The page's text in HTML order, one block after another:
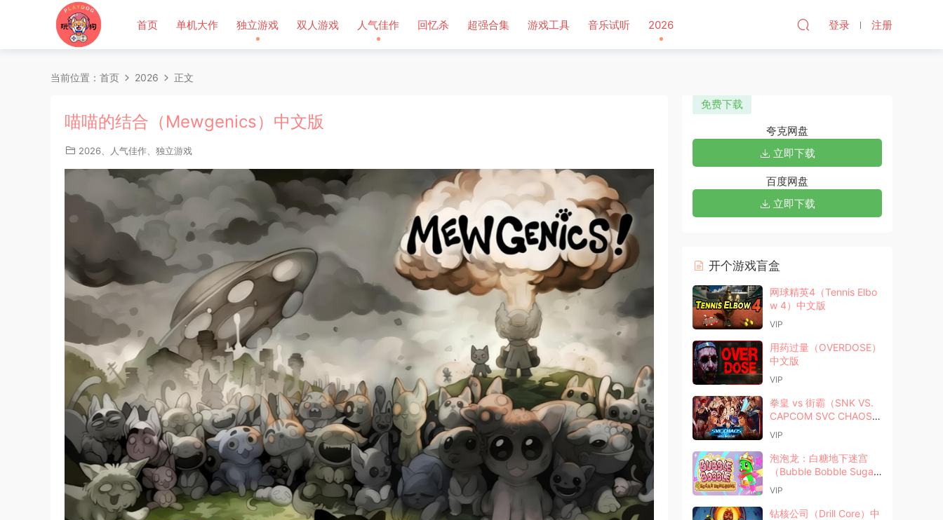
首页 单机大作 独立游戏 双人游戏 人气佳作 回忆杀 超强合集 游戏工具 音乐试听 2026 登录 注册
当前位置： 首页 2026 正文
喵喵的结合（Mewgenics）中文版
2026 人气佳作 独立游戏
免费下载
夸克网盘
立即下载
百度网盘
立即下载
开个游戏盲盒
网球精英4（Tennis Elbo
w 4）中文版
VIP
用药过量（OVERDOSE）
中文版
VIP
拳皇 vs 街霸（SNK VS.
CAPCOM SVC CHAOS）
英文版
VIP
泡泡龙：白糖地下迷宫
（Bubble Bobble Sugar
Dungeons）中文版
VIP
钻核公司（Drill Core）中